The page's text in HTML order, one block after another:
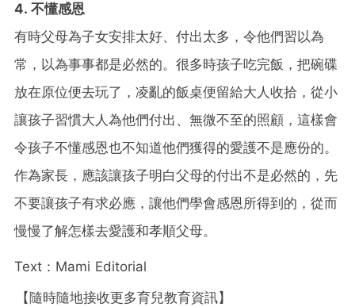
4. 不懂感恩
有時父母為子女安排太好、付出太多，令他們習以為
常，以為事事都是必然的。很多時孩子吃完飯，把碗碟
放在原位便去玩了，凌亂的飯桌便留給大人收拾，從小
讓孩子習慣大人為他們付出、無微不至的照顧，這樣會
令孩子不懂感恩也不知道他們獲得的愛護不是應份的。
作為家長，應該讓孩子明白父母的付出不是必然的，先
不要讓孩子有求必應，讓他們學會感恩所得到的，從而
慢慢了解怎樣去愛護和孝順父母。
Text：Mami Editorial
【隨時隨地接收更多育兒教育資訊】